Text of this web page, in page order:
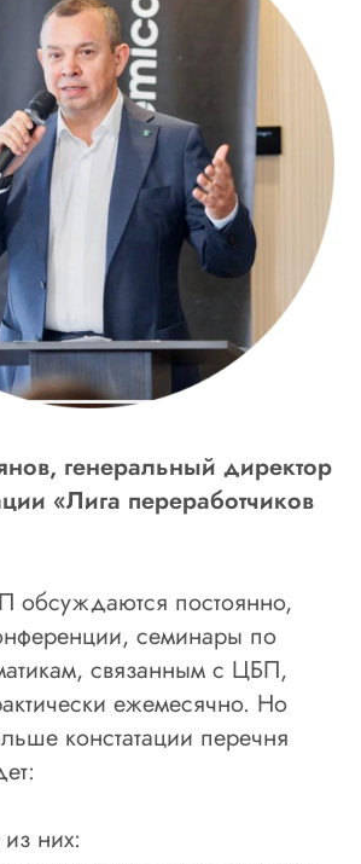
генеральный директор
«Лига переработчиков
постоянно,
семинары по
связанным с ЦБП,
ежемесячно. Но
констатации перечня
них: